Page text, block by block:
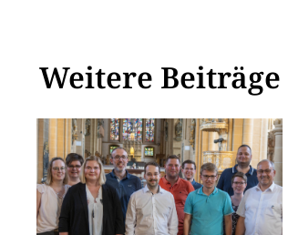
Weitere Beiträge